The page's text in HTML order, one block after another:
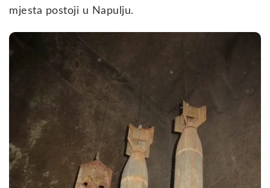
mjesta postoji u Napulju.